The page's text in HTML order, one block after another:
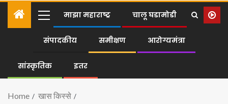
माझा महाराष्ट्र चालू घडामोडी
संपादकीय समीक्षण आरोग्यमंत्रा
सांस्कृतिक इतर
Home
खास किस्से